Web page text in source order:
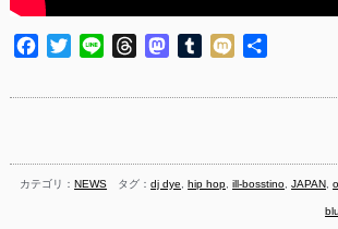
Facebook
TwitterLine ThreadsMastodon
Tumblr
Mixi
カテゴリ：NEWS タグ：dj dye ,hip hop ,ill-bosstino ,JAPAN ,